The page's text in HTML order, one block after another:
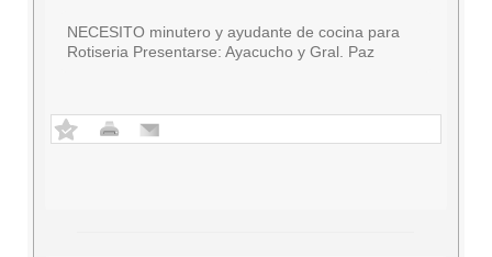
NECESITO minutero y ayudante de cocina para
Rotiseria Presentarse: Ayacucho y Gral. Paz